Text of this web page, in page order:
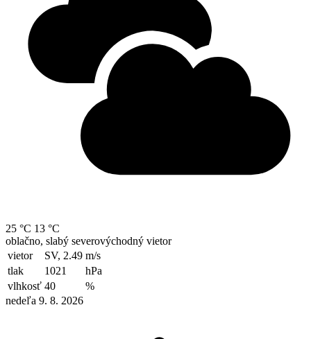
25 °C 13 °C
oblačno, slabý severovýchodný vietor
vietor
SV, 2.49 m/s
tlak
1021
hPa
vlhkosť 40
%
nedeľa 9. 8. 2026